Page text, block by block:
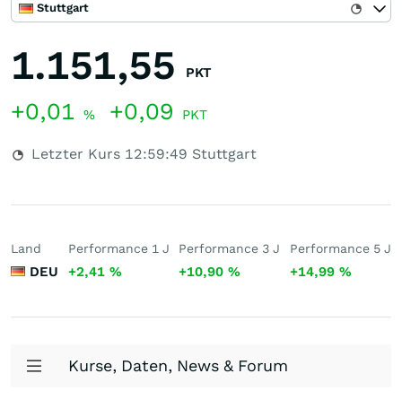
Stuttgart
1.151,55 PKT
+0,01 % +0,09 PKT
Letzter Kurs 12:59:49 Stuttgart
Land
DEU
Performance 1 J
+2,41 %
Performance 3 J
+10,90%
Performance 5 J
+14,99 %
Kurse, Daten, News & Forum